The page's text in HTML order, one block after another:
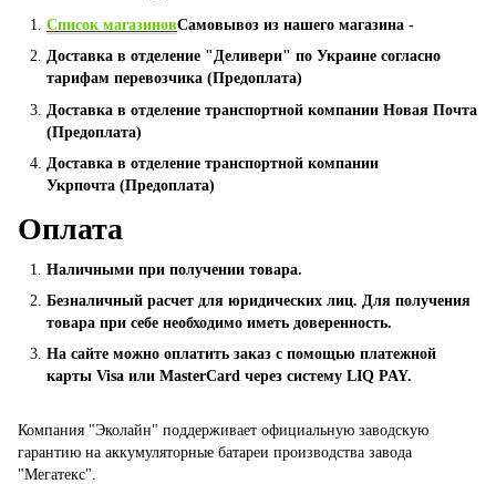
Список магазиновСамовывоз из нашего магазина -
Доставка в отделение "Деливери" по Украине согласно
тарифам перевозчика (Предоплата)
Доставка в отделение транспортной компании Новая Почта
(Предоплата)
Доставка в отделение транспортной компании
Укрпочта (Предоплата)
Оплата
Наличными при получении товара.
Безналичный расчет для юридических лиц. Для получения
товара при себе необходимо иметь доверенность.
На сайте можно оплатить заказ с помощью платежной
карты Visa или MasterCard через систему LIQ PAY.
Компания "Эколайн" поддерживает официальную заводскую
гарантию на аккумуляторные батареи производства завода
"Мегатекс".